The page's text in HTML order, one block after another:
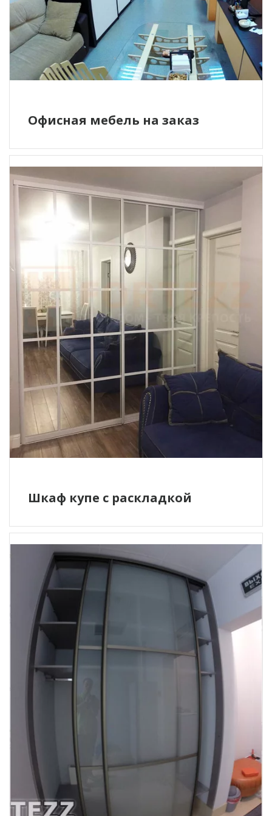
Офисная мебель на заказ
Шкаф купе с раскладкой